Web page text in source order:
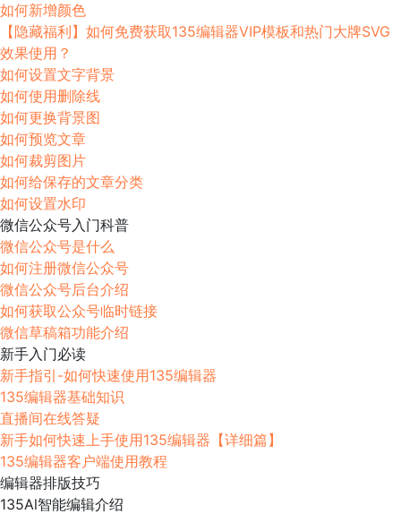
如何新增颜色
【隐藏福利】如何免费获取135编辑器VIP模板和热门大牌SVG
效果使用？
如何设置文字背景
如何使用删除线
如何更换背景图
如何预览文章
如何裁剪图片
如何给保存的文章分类
如何设置水印
微信公众号入门科普
微信公众号是什么
如何注册微信公众号
微信公众号后台介绍
如何获取公众号临时链接
微信草稿箱功能介绍
新手入门必读
新手指引-如何快速使用135编辑器
135编辑器基础知识
直播间在线答疑
新手如何快速上手使用135编辑器【详细篇】
135编辑器客户端使用教程
编辑器排版技巧
135Al智能编辑介绍